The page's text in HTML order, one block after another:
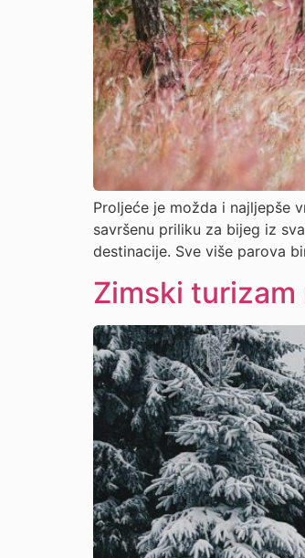
Proljeće je možda i najljepše
savršenu priliku za bijeg iz
destinacije. Sve više parova
Zimski turizam